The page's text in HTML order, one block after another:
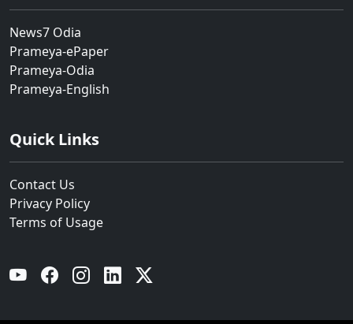
News7 Odia
Prameya-ePaper
Prameya-Odia
Prameya-English
Quick Links
Contact Us
Privacy Policy
Terms of Usage
YouTube Facebook Instagram Linkedin